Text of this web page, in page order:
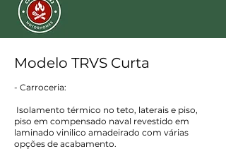
Modelo TRVS Curta
- Carroceria:
Isolamento térmico no teto, laterais e piso,
piso em compensado naval revestido em
laminado vinilico amadeirado com várias
opções de acabamento.